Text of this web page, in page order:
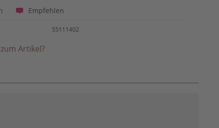
Empfehlen
55111402
Artikel?